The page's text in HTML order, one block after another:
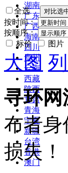
湖南
广东
广西
海南
四川
贵州
云南
西藏
陕西
甘肃
青海
宁夏
新疆
台湾
香港
澳门
全选
按时间：
按顺序：
标价
图片
大图
寻环网
布者身
损失！